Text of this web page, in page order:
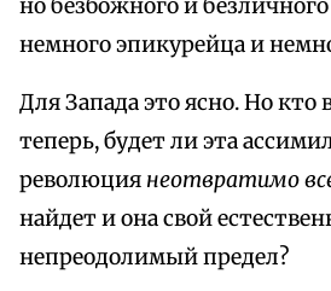
но безбожного и
немного эпикурейца и
Для Запада это ясно. Но кто
теперь, будет ли эта
революция неотвратимо
найдет и она свой
непреодолимый предел?